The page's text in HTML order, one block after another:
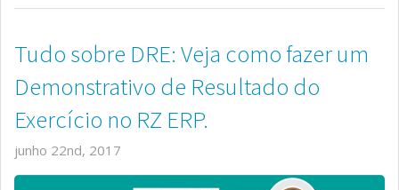
Tudo sobre DRE: Veja como fazer um
Demonstrativo de Resultado do
Exercício no RZ ERP.
junho 22nd, 2017